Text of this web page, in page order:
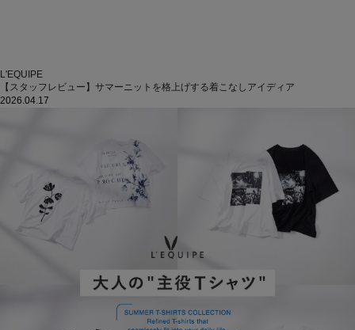
L'EQUIPE
【スタッフレビュー】サマーニットを格上げする着こなしアイディア
2026.04.17